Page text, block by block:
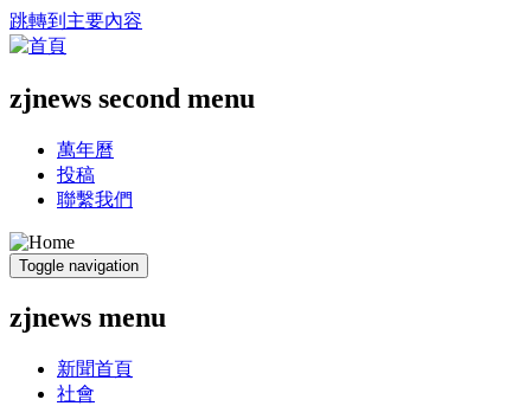
跳轉到主要內容
zjnews second menu
萬年曆
投稿
聯繫我們
Toggle navigation
zjnews menu
新聞首頁
社會